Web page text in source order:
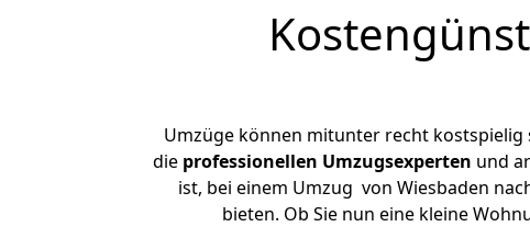
Umzüge können mitunter recht kostspielig
die professionellen Umzugsexperten und
ist, bei einem Umzug von Wiesbaden
bieten. Ob Sie nun eine kleine